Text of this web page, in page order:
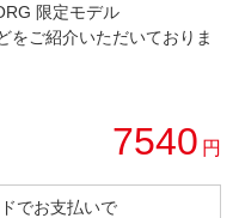
限定モデル
をご紹介いただいておりま
7540 円
でお支払いで